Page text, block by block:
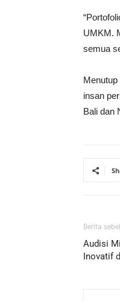
UMKM.
semua
insan
Bali dan
Berita
Audisi
Inovatif